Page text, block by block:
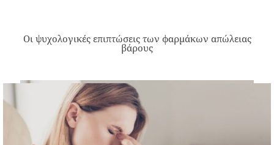
Οι ψυχολογικές επιπτώσεις των φαρμάκων απώλειας
βάρους